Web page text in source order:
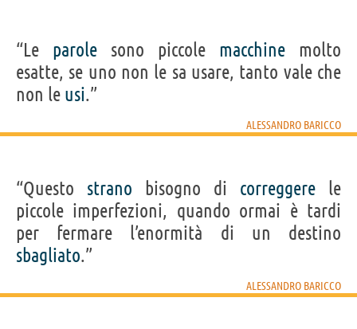
“Le parole sono piccole macchine molto
esatte, se uno non le sa usare, tanto vale che
non le usi.”
ALESSANDRO BARICCO
“Questo strano bisogno di correggere le
piccole imperfezioni, quando ormai è tardi
per fermare l’enormità di un destino
sbagliato.”
ALESSANDRO BARICCO